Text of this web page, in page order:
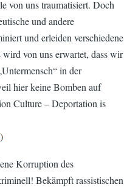
von uns traumatisiert. Doch
und andere
und erleiden verschiedene
von uns erwartet, dass wir
in der
hier keine Bomben auf
Culture – Deportation is
)
Korruption des
Bekämpft rassistischen